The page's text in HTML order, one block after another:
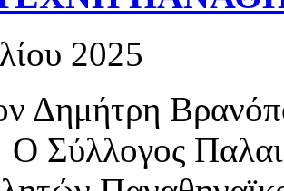
2025
Δημήτρη
Ο Σύλλογος